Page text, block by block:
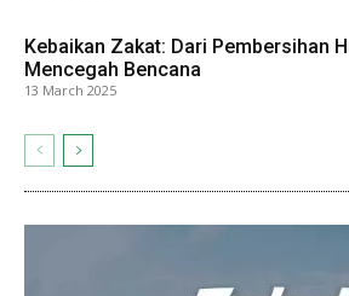
Kebaikan Zakat: Dari Pembersihan
Mencegah Bencana
13 March 2025